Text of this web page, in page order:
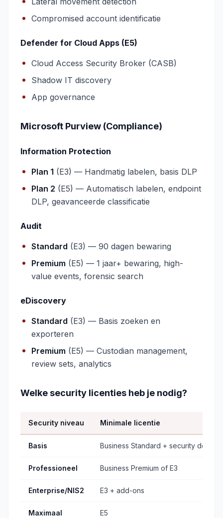
Compromised account identificatie
Defender for Cloud Apps (E5)
Cloud Access Security Broker (CASB)
Shadow IT discovery
App governance
Microsoft Purview (Compliance)
Information Protection
Plan 1 (E3) — Handmatig labelen, basis DLP
Plan 2 (E5) — Automatisch labelen, endpoint
DLP, geavanceerde classificatie
Audit
Standard (E3) — 90 dagen bewaring
Premium (E5) — 1 jaar+ bewaring, high-
value events, forensic search
eDiscovery
Standard (E3) — Basis zoeken en
exporteren
Premium (E5) — Custodian management,
review sets, analytics
Welke security licenties heb je nodig?
Security niveau Minimale licentie
Basis Business Standard + security defaults
Professioneel Business Premium of E3
Enterprise/NIS2 E3 + add-ons
Maximaal E5